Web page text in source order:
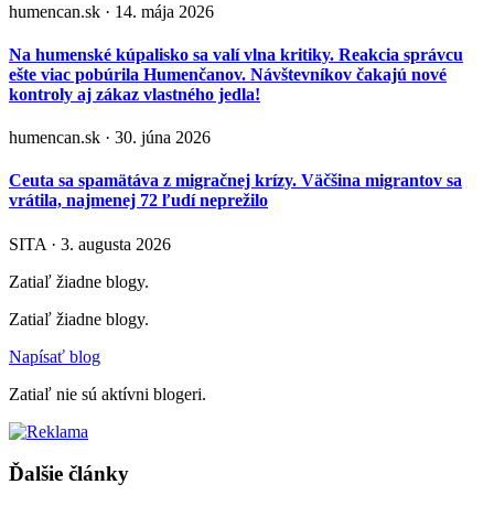
humencan.sk · 14. mája 2026
Na humenské kúpalisko sa valí vlna kritiky. Reakcia správcu
ešte viac pobúrila Humenčanov. Návštevníkov čakajú nové
kontroly aj zákaz vlastného jedla!
humencan.sk · 30. júna 2026
Ceuta sa spamätáva z migračnej krízy. Väčšina migrantov sa
vrátila, najmenej 72 ľudí neprežilo
SITA · 3. augusta 2026
Zatiaľ žiadne blogy.
Zatiaľ žiadne blogy.
Napísať blog
Zatiaľ nie sú aktívni blogeri.
Ďalšie články